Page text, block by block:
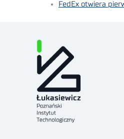
FedEx otwiera